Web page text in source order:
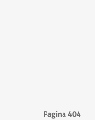
Pagina 404